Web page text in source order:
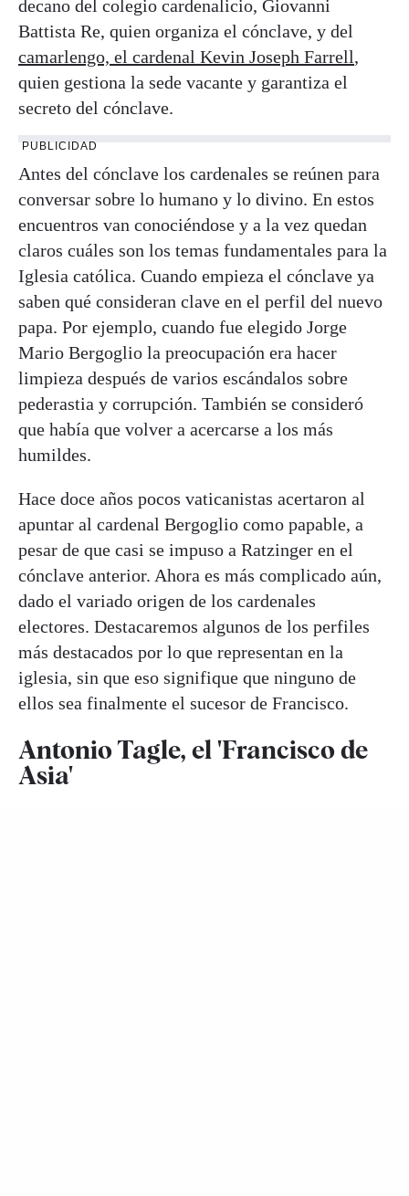
decano del colegio cardenalicio, Giovanni
Battista Re, quien organiza el cónclave, y del
camarlengo, el cardenal Kevin Joseph Farrell,
quien gestiona la sede vacante y garantiza el
secreto del cónclave.
PUBLICIDAD
Antes del cónclave los cardenales se reúnen para
conversar sobre lo humano y lo divino. En estos
encuentros van conociéndose y a la vez quedan
claros cuáles son los temas fundamentales para la
Iglesia católica. Cuando empieza el cónclave ya
saben qué consideran clave en el perfil del nuevo
papa. Por ejemplo, cuando fue elegido Jorge
Mario Bergoglio la preocupación era hacer
limpieza después de varios escándalos sobre
pederastia y corrupción. También se consideró
que había que volver a acercarse a los más
humildes.
Hace doce años pocos vaticanistas acertaron al
apuntar al cardenal Bergoglio como papable, a
pesar de que casi se impuso a Ratzinger en el
cónclave anterior. Ahora es más complicado aún,
dado el variado origen de los cardenales
electores. Destacaremos algunos de los perfiles
más destacados por lo que representan en la
iglesia, sin que eso signifique que ninguno de
ellos sea finalmente el sucesor de Francisco.
Antonio Tagle, el 'Francisco de
Asia'